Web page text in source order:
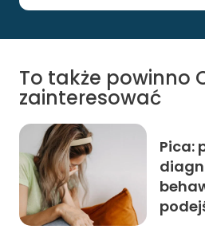
To także powinno
zainteresować
Pica: